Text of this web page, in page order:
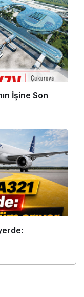
İşine Son